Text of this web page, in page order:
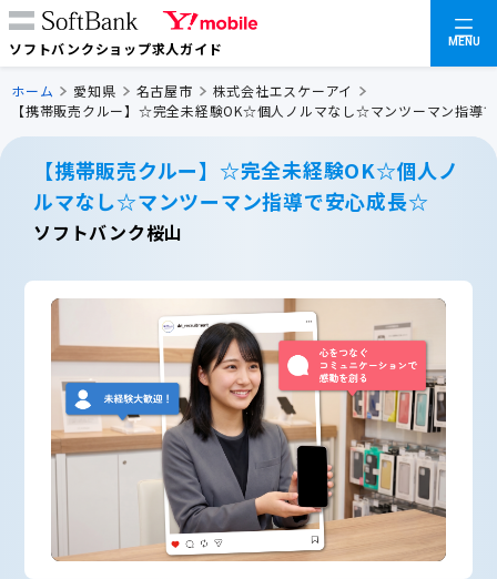
ソフトバンクショップ求人ガイド MENU
ホーム 愛知県 名古屋市
株式会社エスケーアイ
【携帯販売クルー】☆完全未経験OK☆個人ノルマなし☆マンツーマン指導
【携帯販売クルー】☆完全未経験OK☆個人ノ
ルマなし☆マンツーマン指導で安心成長☆
ソフトバンク桜山